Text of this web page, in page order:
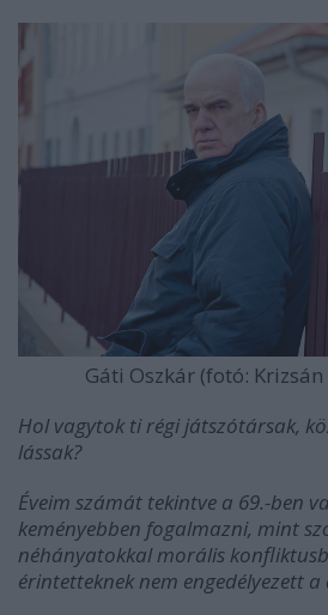
Gáti Oszkár (fotó: Krizsán
Hol vagytok ti régi játszótársak,
lássak?
Éveim számát tekintve a 69.-ben
keményebben fogalmazni, mint
néhányatokkal morális
érintetteknek nem engedélyezett a